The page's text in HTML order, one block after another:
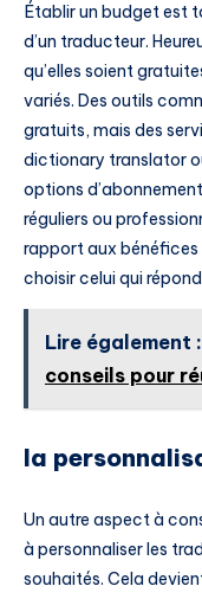
Établir un budget est
d’un traducteur.
qu’elles soient
variés. Des outils
gratuits, mais des
dictionary translator
options
réguliers ou
rapport aux
choisir celui qui
Lire également :
conseils pour
la
Un autre aspect à
à personnaliser les
souhaités. Cela